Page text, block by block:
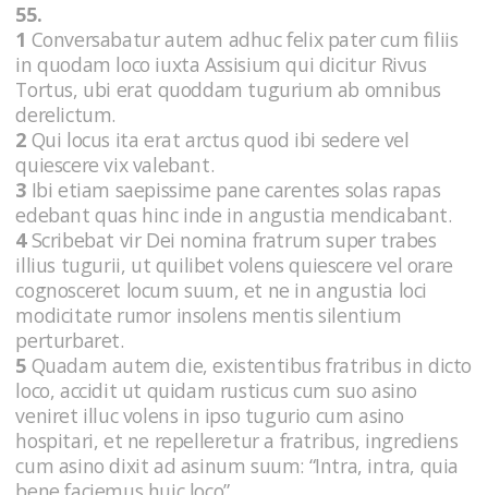
55.
1 Conversabatur autem adhuc felix pater cum filiis
in quodam loco iuxta Assisium qui dicitur Rivus
Tortus, ubi erat quoddam tugurium ab omnibus
derelictum.
2 Qui locus ita erat arctus quod ibi sedere vel
quiescere vix valebant.
3 Ibi etiam saepissime pane carentes solas rapas
edebant quas hinc inde in angustia mendicabant.
4Scribebat vir Dei nomina fratrum super trabes
illius tugurii, ut quilibet volens quiescere vel orare
cognosceret locum suum, et ne in angustia loci
modicitate rumor insolens mentis silentium
perturbaret.
5 Quadam autem die, existentibus fratribus in dicto
loco, accidit ut quidam rusticus cum suo asino
veniret illuc volens in ipso tugurio cum asino
hospitari, et ne repelleretur a fratribus, ingrediens
cum asino dixit ad asinum suum: “Intra, intra, quia